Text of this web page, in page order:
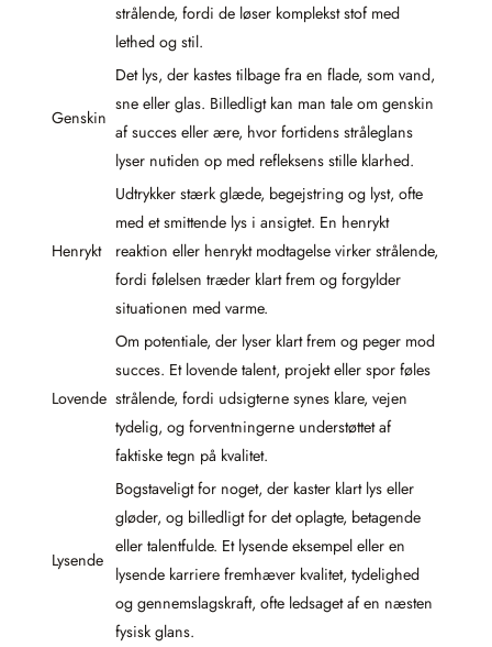
strålende, fordi de løser komplekst stof med
lethed og stil.
Genskin
Det lys, der kastes tilbage fra en flade, som vand,
sne eller glas. Billedligt kan man tale om genskin
af succes eller ære, hvor fortidens stråleglans
lyser nutiden op med refleksens stille klarhed.
Henrykt
Udtrykker stærk glæde, begejstring og lyst, ofte
med et smittende lys i ansigtet. En henrykt
reaktion eller henrykt modtagelse virker strålende,
fordi følelsen træder klart frem og forgylder
situationen med varme.
Lovende
Om potentiale, der lyser klart frem og peger mod
succes. Et lovende talent, projekt eller spor føles
strålende, fordi udsigterne synes klare, vejen
tydelig, og forventningerne understøttet af
faktiske tegn på kvalitet.
Lysende
Bogstaveligt for noget, der kaster klart lys eller
gløder, og billedligt for det oplagte, betagende
eller talentfulde. Et lysende eksempel eller en
lysende karriere fremhæver kvalitet, tydelighed
og gennemslagskraft, ofte ledsaget af en næsten
fysisk glans.